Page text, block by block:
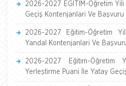
2026-2027 EĞİTİM-Öğretim
Geçiş Kontenjanlari Ve Başvuru
2026-2027 Eğitim-Öğretim
Yandal Kontenjanlari Ve
2026-2027 Eğitim-Öğretim
Yerleştirme Puani İle Yatay